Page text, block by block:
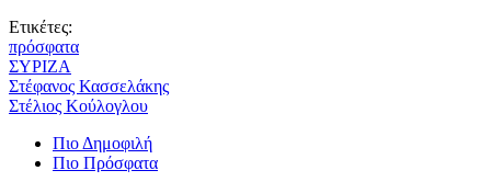
Ετικέτες:
πρόσφατα
ΣΥΡΙΖΑ
Στέφανος Κασσελάκης
Στέλιος Κούλογλου
Πιο Δημοφιλή
Πιο Πρόσφατα